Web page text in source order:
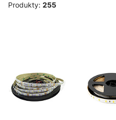
Produkty: 255